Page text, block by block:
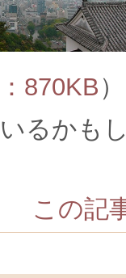
870KB ）
いるかも
この記